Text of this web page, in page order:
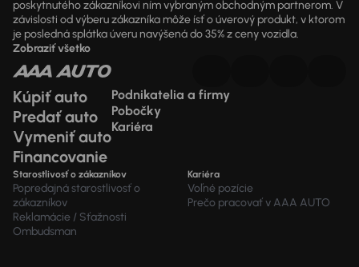
poskytnutého zákazníkovi ním vybraným obchodným partnerom. V
závislosti od výberu zákazníka môže ísť o úverový produkt, v ktorom
je posledná splátka úveru navýšená do 35% z ceny vozidla.
Zobraziť všetko
Kúpiť auto
Predať auto
Vymeniť auto
Financovanie
Podnikatelia a firmy
Pobočky
Kariéra
Starostlivosť o zákazníkov
Popredajná starostlivosť o
zákazníkov
Reklamácie / Sťažnosti
Ombudsman
Kariéra
Voľné pozície
Prečo pracovať v AAA AUTO